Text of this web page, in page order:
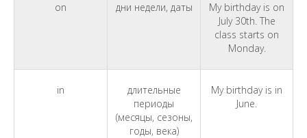
on дни недели, даты
My birthday is on
July 30th. The
class starts on
Monday.
in
длительные
периоды
(месяцы, сезоны,
годы, века)
My birthday is in
June.